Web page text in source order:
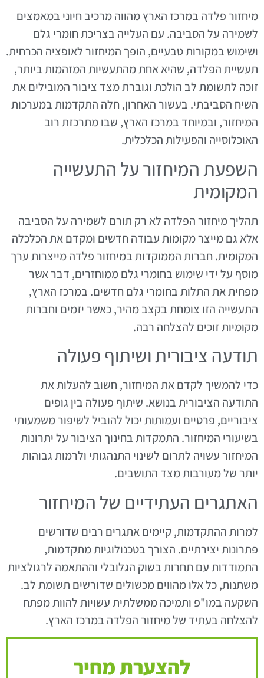
מיחזור פלדה במרכז הארץ מהווה מרכיב חיוני במאמצים
לשמירה על הסביבה. עם העלייה בצריכת חומרי גלם
ושימוש במקורות טבעיים, הופך המיחזור לאופציה הכרחית.
תעשיית הפלדה, שהיא אחת מהתעשיות המזהמות ביותר,
זוכה לתשומת לב הולכת וגוברת מצד ציבור המובילים את
השיח הסביבתי. בעשור האחרון, חלה התקדמות במערכות
המיחזור, ובמיוחד במרכז הארץ, שבו מתרכזת רוב
האוכלוסייה והפעילות הכלכלית.
השפעת המיחזור על התעשייה
המקומית
תהליך מיחזור הפלדה לא רק תורם לשמירה על הסביבה
אלא גם מייצר מקומות עבודה חדשים ומקדם את הכלכלה
המקומית. חברות הממוקדות במיחזור פלדה מייצרות ערך
מוסף על ידי שימוש בחומרי גלם ממוחזרים, דבר אשר
מפחית את התלות בחומרי גלם חדשים. במרכז הארץ,
התעשייה הזו צומחת בקצב מהיר, כאשר יזמים וחברות
מקומיות זוכים להצלחה רבה.
תודעה ציבורית ושיתוף פעולה
כדי להמשיך לקדם את המיחזור, חשוב להעלות את
התודעה הציבורית בנושא. שיתוף פעולה בין גופים
ציבוריים, פרטיים ועמותות יכול להוביל לשיפור משמעותי
בשיעורי המיחזור. התמקדות בחינוך הציבור על יתרונות
המיחזור עשויה לתרום לשינוי התנהגותי ולרמות גבוהות
יותר של מעורבות מצד התושבים.
האתגרים העתידיים של המיחזור
למרות ההתקדמות, קיימים אתגרים רבים שדורשים
פתרונות יצירתיים. הצורך בטכנולוגיות מתקדמות,
התמודדות עם תחרות בשוק הגלובלי וההתאמה לרגולציות
משתנות, כל אלו מהווים מכשולים שדורשים תשומת לב.
השקעה במו"פ ותמיכה ממשלתית עשויות להוות מפתח
להצלחה בעתיד של מיחזור הפלדה במרכז הארץ.
להצערת מחיר